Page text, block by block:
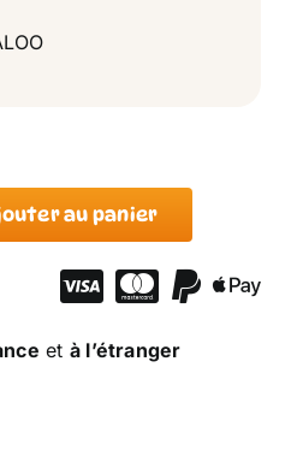
au panier
et à l’étranger